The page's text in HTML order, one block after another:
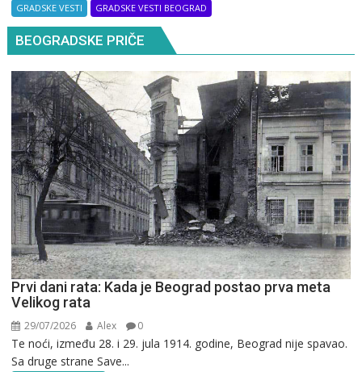
GRADSKE VESTI
GRADSKE VESTI BEOGRAD
BEOGRADSKE PRIČE
Prvi dani rata: Kada je Beograd postao prva meta
Velikog rata
29/07/2026 Alex 0
Te noći, između 28. i 29. jula 1914. godine, Beograd nije spavao.
Sa druge strane Save...